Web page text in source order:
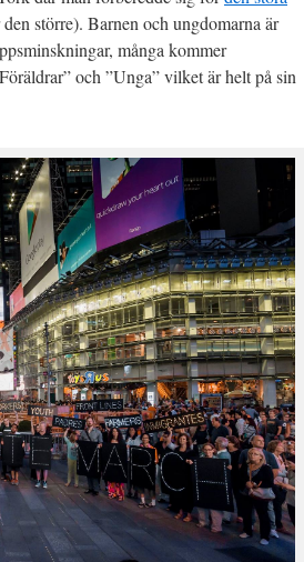
större). Barnen och ungdomarna är
många kommer
och ”Unga” vilket är helt på sin